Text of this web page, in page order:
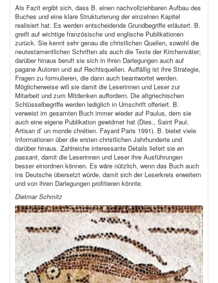
Als Fazit ergibt sich, dass B. einen nachvollziehbaren Aufbau des
Buches und eine klare Strukturierung der einzelnen Kapitel
realisiert hat. Es werden entscheidende Grundbegriffe erläutert. B.
greift auf wichtige französische und englische Publikationen
zurück. Sie kennt sehr genau die christlichen Quellen, sowohl die
neutestamentlichen Schriften als auch die Texte der Kirchenväter;
darüber hinaus beruft sie sich in ihren Darlegungen auch auf
pagane Autoren und auf Rechtsquellen. Auffällig ist ihre Strategie,
Fragen zu formulieren, die dann auch beantwortet werden.
Möglicherweise will sie damit die Leserinnen und Leser zur
Mitarbeit und zum Mitdenken auffordern. Die altgriechischen
Schlüsselbegriffe werden lediglich in Umschrift offeriert. B.
verweist im gesamten Buch immer wieder auf Paulus, dem sie
auch eine eigene Publikation gewidmet hat (Dies., Saint Paul.
Artisan d’ un monde chrétien. Fayard Paris 1991). B. bietet viele
Informationen über die ersten christlichen Jahrhunderte und
darüber hinaus. Zahlreiche interessante Details liefert sie en
passant, damit die Leserinnen und Leser ihre Ausführungen
besser einordnen können. Es wäre nützlich, wenn das Buch auch
ins Deutsche übersetzt würde, damit sich der Leserkreis erweitern
und von ihren Darlegungen profitieren könnte.
Dietmar Schmitz